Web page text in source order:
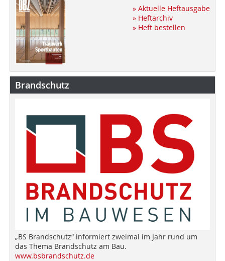
» Aktuelle Heftausgabe
» Heftarchiv
» Heft bestellen
Brandschutz
„BS Brandschutz“ informiert zweimal im Jahr rund um
das Thema Brandschutz am Bau.
www.bsbrandschutz.de